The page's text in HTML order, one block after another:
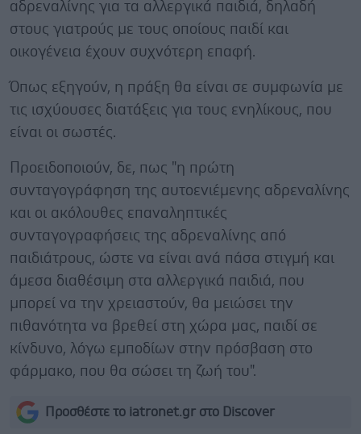
αδρεναλίνης για τα αλλεργικά παιδιά, δηλαδή
στους γιατρούς με τους οποίους παιδί και
οικογένεια έχουν συχνότερη επαφή.
Όπως εξηγούν, η πράξη θα είναι σε συμφωνία με
τις ισχύουσες διατάξεις για τους ενηλίκους, που
είναι οι σωστές.
Προειδοποιούν, δε, πως "η πρώτη
συνταγογράφηση της αυτοενιέμενης αδρεναλίνης
και οι ακόλουθες επαναληπτικές
συνταγογραφήσεις της αδρεναλίνης από
παιδιάτρους, ώστε να είναι ανά πάσα στιγμή και
άμεσα διαθέσιμη στα αλλεργικά παιδιά, που
μπορεί να την χρειαστούν, θα μειώσει την
πιθανότητα να βρεθεί στη χώρα μας, παιδί σε
κίνδυνο, λόγω εμποδίων στην πρόσβαση στο
φάρμακο, που θα σώσει τη ζωή του".
Προσθέστε το iatronet.gr στο Discover